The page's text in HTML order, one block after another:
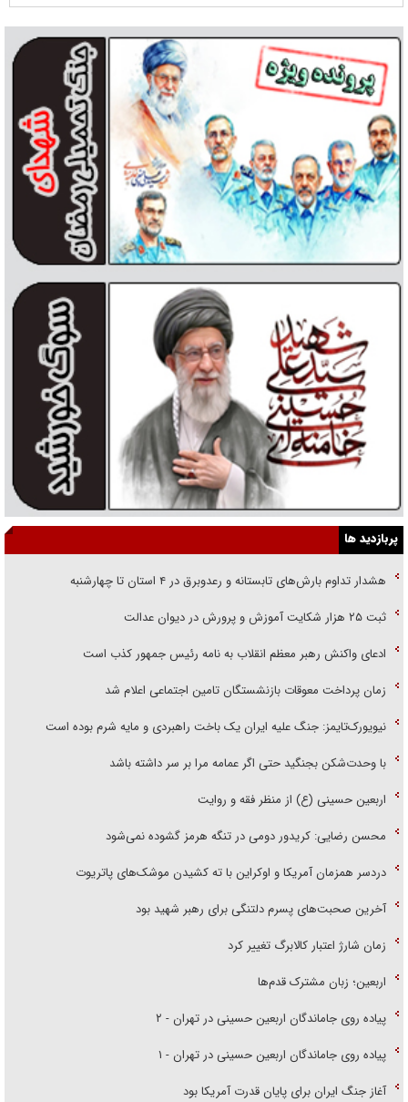
پربازدید ها
هشدار تداوم بارش‌های تابستانه و رعدوبرق در ۴ استان تا چهارشنبه
ثبت ۲۵ هزار شکایت آموزش و پرورش در دیوان عدالت
ادعای واکنش رهبر معظم انقلاب به نامه رئیس جمهور کذب است
زمان پرداخت معوقات بازنشستگان تامین اجتماعی اعلام شد
نیویورک‌تایمز: جنگ علیه ایران یک باخت راهبردی و مایه شرم بوده است
با وحدت‌شکن بجنگید حتی اگر عمامه مرا بر سر داشته باشد
اربعین حسینی (ع) از منظر فقه و روایت
محسن رضایی: کریدور دومی در تنگه هرمز گشوده نمی‌شود
دردسر همزمان آمریکا و اوکراین با ته کشیدن موشک‌های پاتریوت
آخرین صحبت‌های پسرم دلتنگی برای رهبر شهید بود
زمان شارژ اعتبار کالابرگ تغییر کرد
اربعین؛ زبان مشترک قدم‌ها
پیاده روی جاماندگان اربعین حسینی در تهران - ۲
پیاده روی جاماندگان اربعین حسینی در تهران - ۱
آغاز جنگ ایران برای پایان قدرت آمریکا بود